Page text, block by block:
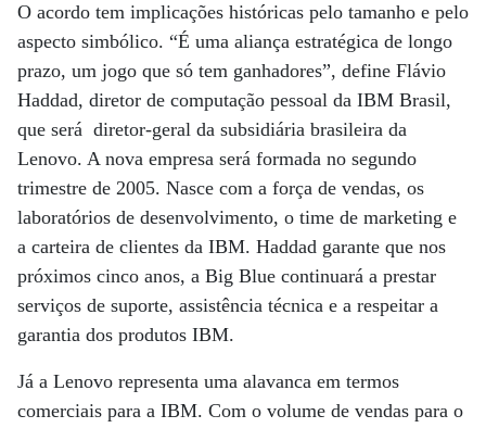
O acordo tem implicações históricas pelo tamanho e pelo
aspecto simbólico. “É uma aliança estratégica de longo
prazo, um jogo que só tem ganhadores”, define Flávio
Haddad, diretor de computação pessoal da IBM Brasil,
que será diretor-geral da subsidiária brasileira da
Lenovo. A nova empresa será formada no segundo
trimestre de 2005. Nasce com a força de vendas, os
laboratórios de desenvolvimento, o time de marketing e
a carteira de clientes da IBM. Haddad garante que nos
próximos cinco anos, a Big Blue continuará a prestar
serviços de suporte, assistência técnica e a respeitar a
garantia dos produtos IBM.
Já a Lenovo representa uma alavanca em termos
comerciais para a IBM. Com o volume de vendas para o